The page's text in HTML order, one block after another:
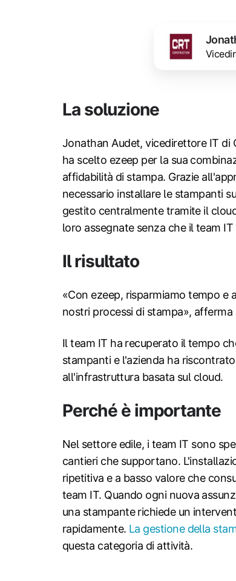
La soluzione
Jonathan Audet, vicedirettore IT di
ha scelto ezeep per la sua
affidabilità di stampa. Grazie
necessario installare le stampanti
gestito centralmente tramite il
loro assegnate senza che il team
Il risultato
«Con ezeep, risparmiamo tempo
nostri processi di stampa»,
Il team IT ha recuperato il tempo
stampanti e l'azienda ha
all'infrastruttura basata sul cloud.
Perché è importante
Nel settore edile, i team IT sono
cantieri che supportano.
ripetitiva e a basso valore che
team IT. Quando ogni nuova
una stampante richiede un
rapidamente. La gestione della
questa categoria di attività.